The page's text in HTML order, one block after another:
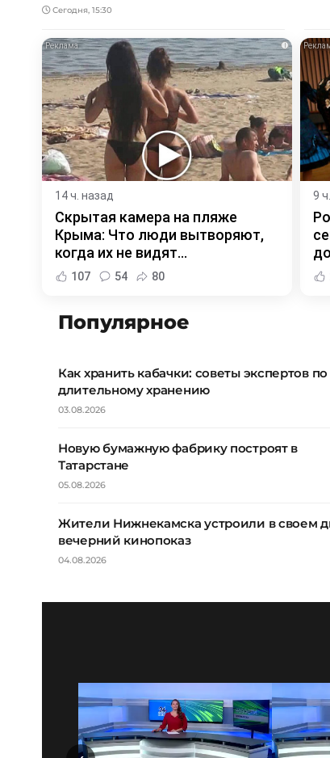
Сегодня, 15:30
i
14 ч. назад
Скрытая камера на пляже
Крыма: Что люди вытворяют,
когда их не видят...
107 54 80
9
Популярное
Как хранить кабачки: советы экспертов по
длительному хранению
03.08.2026
Новую бумажную фабрику построят в
Татарстане
05.08.2026
Жители Нижнекамска устроили в своем
вечерний кинопоказ
04.08.2026